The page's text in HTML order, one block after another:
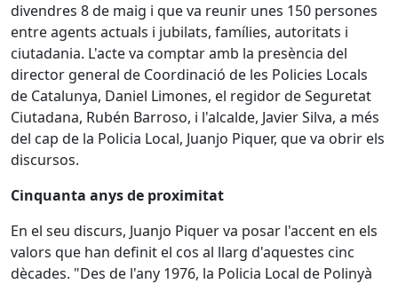
divendres 8 de maig i que va reunir unes 150 persones
entre agents actuals i jubilats, famílies, autoritats i
ciutadania. L'acte va comptar amb la presència del
director general de Coordinació de les Policies Locals
de Catalunya, Daniel Limones, el regidor de Seguretat
Ciutadana, Rubén Barroso, i l'alcalde, Javier Silva, a més
del cap de la Policia Local, Juanjo Piquer, que va obrir els
discursos.
Cinquanta anys de proximitat
En el seu discurs, Juanjo Piquer va posar l'accent en els
valors que han definit el cos al llarg d'aquestes cinc
dècades. "Des de l'any 1976, la Policia Local de Polinyà